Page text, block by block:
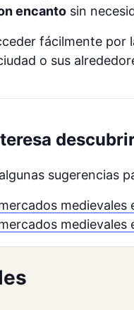
encanto sin
fácilmente por
o sus
sugerencias
medievales